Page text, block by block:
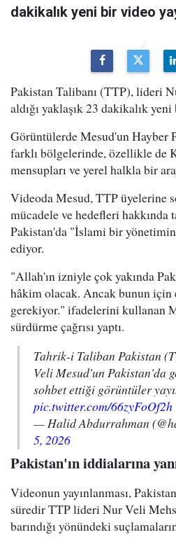
dakikalık yeni bir video
Pakistan Talibanı (TTP), lideri
aldığı yaklaşık 23 dakikalık
Görüntülerde Mesud'un Hayber
farklı bölgelerinde, özellikle de
mensupları ve yerel halkla bir
Videoda Mesud, TTP üyelerine
mücadele ve hedefleri
Pakistan'da "İslami bir
ediyor.
"Allah'ın izniyle çok yakında
hâkim olacak. Ancak bunun için
gerekiyor." ifadelerini kullanan
sürdürme çağrısı yaptı.
Tahrik-i Taliban Pakistan
Veli Mesud'un Pakistan'da
sohbet ettiği görüntüler
pic.twitter.com/66zyFoOf2h
— Halid Abdurrahman
5, 2026
Pakistan'ın iddialarına
Videonun yayınlanması,
süredir TTP lideri Nur Veli
barındığı yönündeki